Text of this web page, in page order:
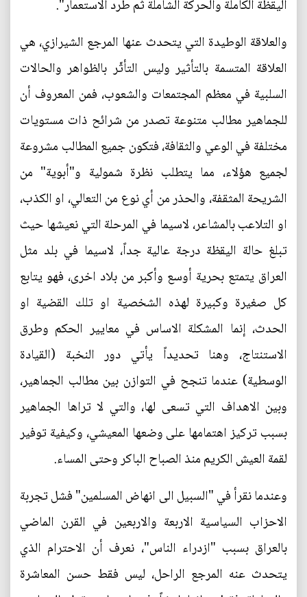
اليقظة الكاملة والحركة الشاملة ثم طرد الاستعمار".
والعلاقة الوطيدة التي يتحدث عنها المرجع الشيرازي، هي
العلاقة المتسمة بالتأثير وليس التأثّر بالظواهر والحالات
السلبية في معظم المجتمعات والشعوب، فمن المعروف أن
للجماهير مطالب متنوعة تصدر من شرائح ذات مستويات
مختلفة في الوعي والثقافة، فتكون جميع المطالب مشروعة
لجميع هؤلاء، مما يتطلب نظرة شمولية و"أبوية" من
الشريحة المثقفة، والحذر من أي نوع من التعالي، او الكذب،
او التلاعب بالمشاعر، لاسيما في المرحلة التي نعيشها حيث
تبلغ حالة اليقظة درجة عالية جداً، لاسيما في بلد مثل
العراق يتمتع بحرية أوسع وأكبر من بلاد اخرى، فهو يتابع
كل صغيرة وكبيرة لهذه الشخصية او تلك القضية او
الحدث، إنما المشكلة الاساس في معايير الحكم وطرق
الاستنتاج، وهنا تحديداً يأتي دور النخبة (القيادة
الوسطية) عندما تنجح في التوازن بين مطالب الجماهير،
وبين الاهداف التي تسعى لها، والتي لا تراها الجماهير
بسبب تركيز اهتمامها على وضعها المعيشي، وكيفية توفير
لقمة العيش الكريم منذ الصباح الباكر وحتى المساء.
وعندما نقرأ في "السبيل الى انهاض المسلمين" فشل تجربة
الاحزاب السياسية الاربعة والاربعين في القرن الماضي
بالعراق بسبب "ازدراء الناس"، نعرف أن الاحترام الذي
يتحدث عنه المرجع الراحل، ليس فقط حسن المعاشرة